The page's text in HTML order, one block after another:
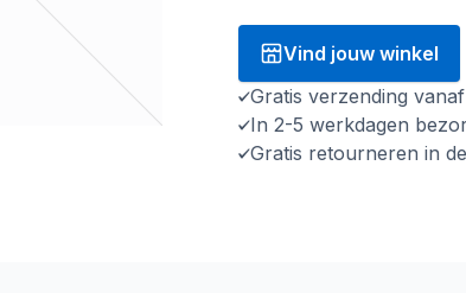
Vind jouw winkel
Gratis verzending
In 2-5 werkdagen
Gratis retourneren in